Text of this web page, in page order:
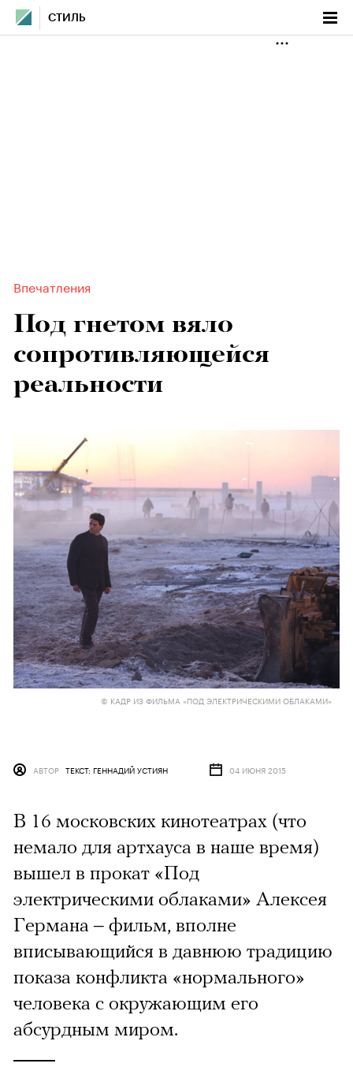
СТИЛЬ
Впечатления
Под гнетом вяло
сопротивляющейся
реальности
© КАДР ИЗ ФИЛЬМА «ПОД ЭЛЕКТРИЧЕСКИМИ ОБЛАКАМИ»
АВТОР ТЕКСТ: ГЕННАДИЙ УСТИЯН 04 ИЮНЯ 2015
В 16 московских кинотеатрах (что
немало для артхауса в наше время)
вышел в прокат «Под
электрическими облаками» Алексея
Германа – фильм, вполне
вписывающийся в давнюю традицию
показа конфликта «нормального»
человека с окружающим его
абсурдным миром.